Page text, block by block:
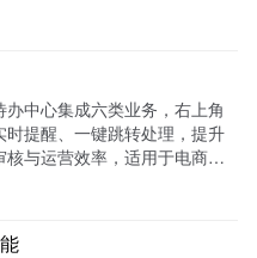
办中心集成六类业务，右上角
时提醒、一键跳转处理，提升
核与运营效率，适用于电商、